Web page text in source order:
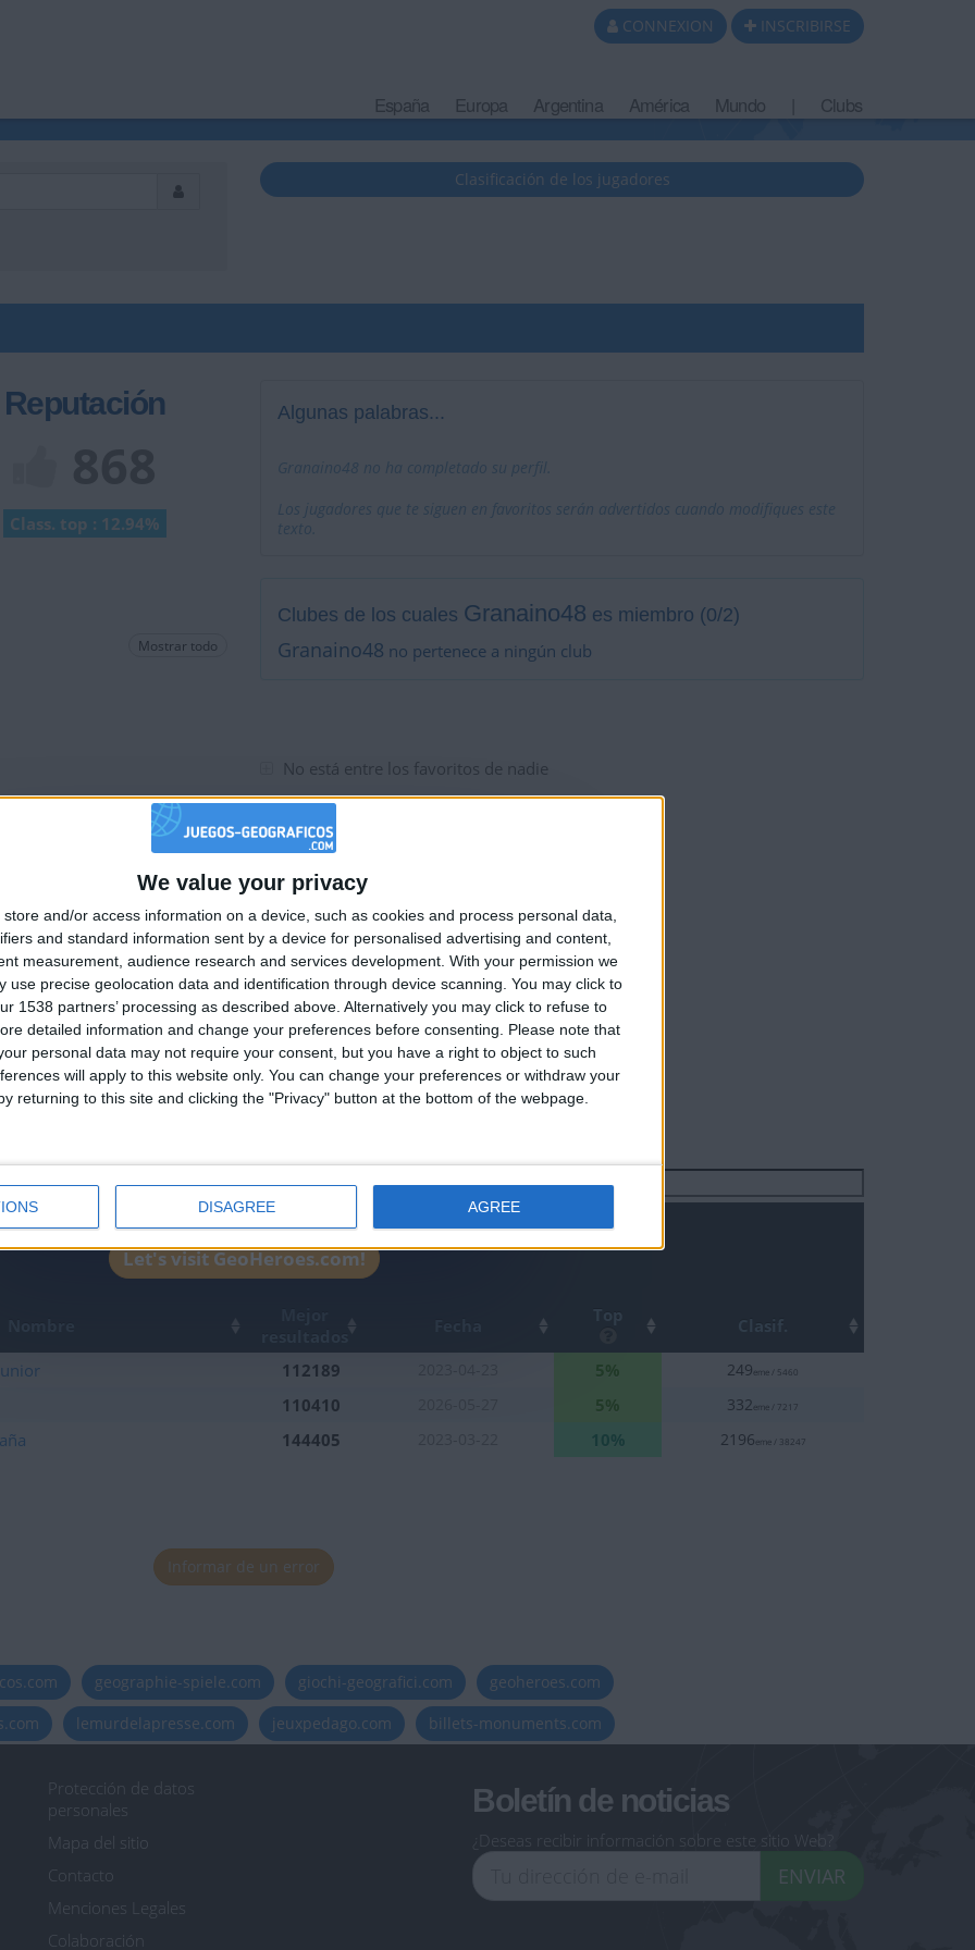
We value your privacy
store and/or access information on a device, such as cookies and process personal data,
and standard information sent by a device for personalised advertising and content,
measurement, audience research and services development. With your permission we
use precise geolocation data and identification through device scanning. You may click to
1538 partners’ processing as described above. Alternatively you may click to refuse to
detailed information and change your preferences before consenting.
Please note that
personal data may not require your consent, but you have a right to object to such
will apply to this website only. You can change your preferences or withdraw your
returning to this site and clicking the "Privacy" button at the bottom of the webpage.
DISAGREE AGREE
CONNEXION INSCRIBIRSE
España Europa Argentina América Mundo Clubs
Clasificación de los jugadores
Reputación
Class. top : 12.94%
Mostrar todo
Algunas palabras...
Granaino48 no ha completado su perfil.
Los jugadores que te siguen en favoritos serán advertidos cuando modifiques este
texto.
Clubes de los cuales Granaino48 es miembro (0/2)
Granaino48 no pertenece a ningún club
No está entre los favoritos de nadie
Buscar:
2 1
Nombre
resultados
Top Clasif.
112189 5% 249eme / 5460
110410 5% 332eme / 7217
144405 10% 2196eme / 38247
Informar de un error
geographie-spiele.com giochi-geografici.com
geoheroes.com
lemurdelapresse.com jeuxpedago.com billets-monuments.com
Protección de datos
personales
Mapa del sitio
Contacto
Menciones Legales
Colaboración
Boletín de noticias
¿Deseas recibir información sobre este sitio Web?
ENVIAR
🇺🇸 We noticed you’re visiting from
an English-speaking country
Join our American version now and be among
the firsts to submit your score on our
leaderboards!
Let's visit GeoHeroes.com!